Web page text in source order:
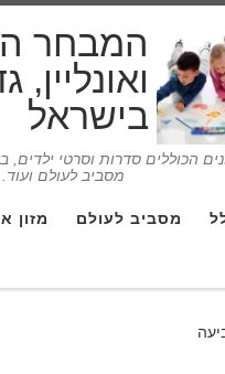
המבחר
בישראל
הכוללים סדרות וסרטי
מסביב לעולם ועוד.
מסביב לעולם מזון